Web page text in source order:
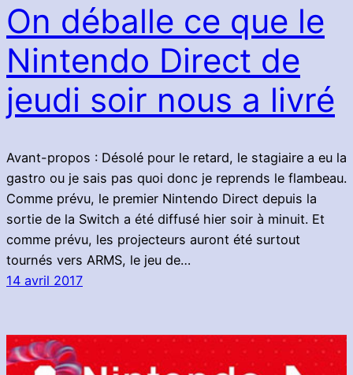
On déballe ce que le
Nintendo Direct de
jeudi soir nous a livré
Avant-propos : Désolé pour le retard, le stagiaire a eu la
gastro ou je sais pas quoi donc je reprends le flambeau.
Comme prévu, le premier Nintendo Direct depuis la
sortie de la Switch a été diffusé hier soir à minuit. Et
comme prévu, les projecteurs auront été surtout
tournés vers ARMS, le jeu de…
14 avril 2017